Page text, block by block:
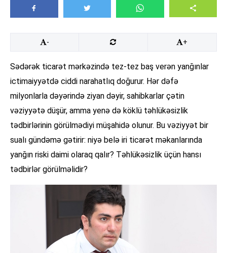
- +
Sədərək ticarət mərkəzində tez-tez baş verən yanğınlar
ictimaiyyətdə ciddi narahatlıq doğurur. Hər dəfə
milyonlarla dəyərində ziyan dəyir, sahibkarlar çətin
vəziyyətə düşür, amma yenə də köklü təhlükəsizlik
tədbirlərinin görülmədiyi müşahidə olunur. Bu vəziyyət bir
sualı gündəmə gətirir: niyə belə iri ticarət məkanlarında
yanğın riski daimi olaraq qalır? Təhlükəsizlik üçün hansı
tədbirlər görülməlidir?